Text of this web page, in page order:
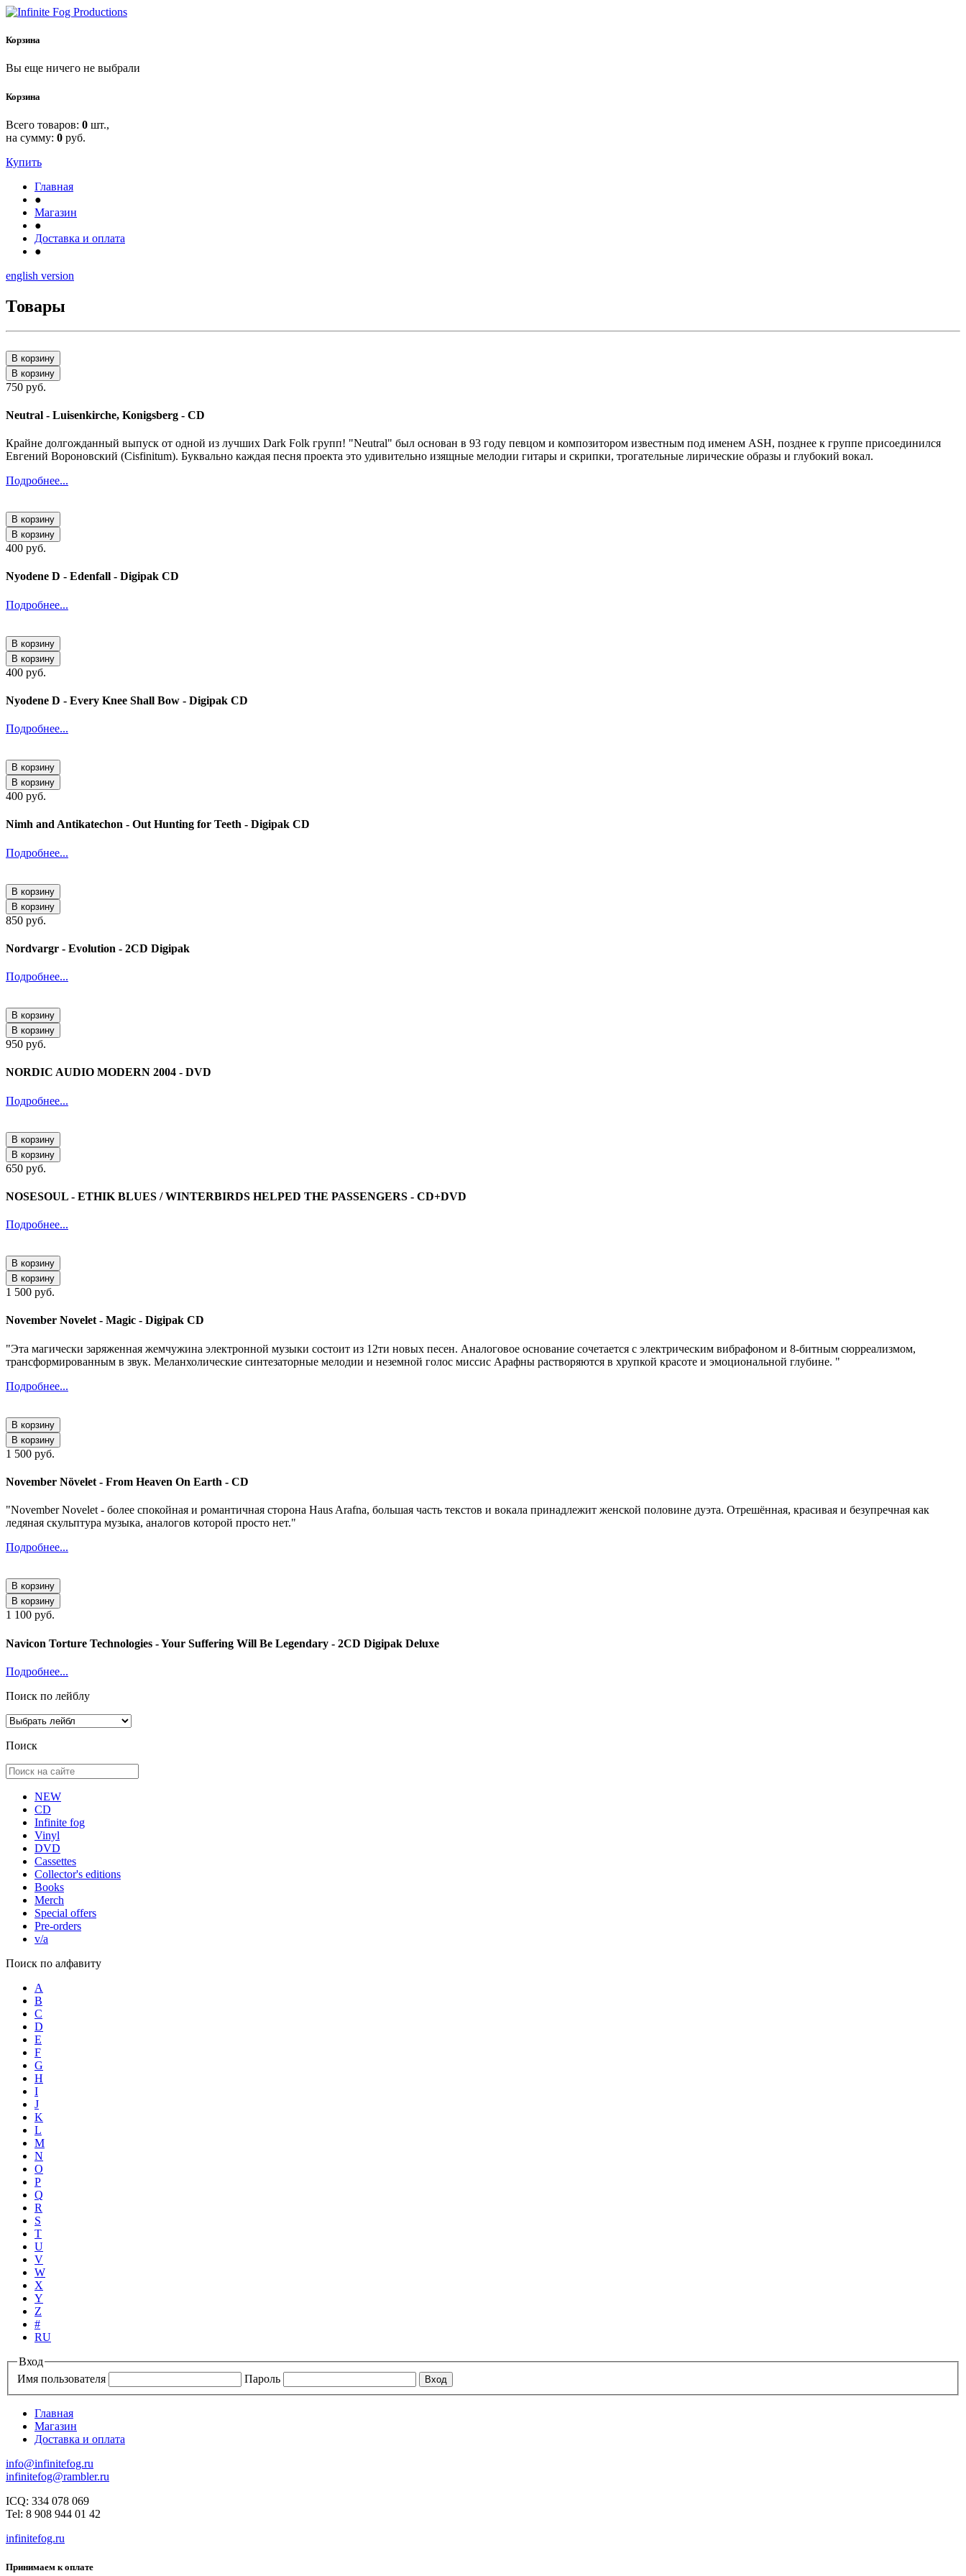
Корзина
Вы еще ничего не выбрали
Корзина
Всего товаров: 0 шт.,
на сумму: 0 руб.
Купить
Главная
●
Магазин
●
Доставка и оплата
●
english version
Товары
В корзину
В корзину
750 руб.
Neutral - Luisenkirche, Konigsberg - CD
Крайне долгожданный выпуск от одной из лучших Dark Folk групп! "Neutral" был основан в 93 году певцом и композитором известным под именем ASH, позднее к группе присоединился
Евгений Вороновский (Cisfinitum). Буквально каждая песня проекта это удивительно изящные мелодии гитары и скрипки, трогательные лирические образы и глубокий вокал.
Подробнее...
В корзину
В корзину
400 руб.
Nyodene D - Edenfall - Digipak CD
Подробнее...
В корзину
В корзину
400 руб.
Nyodene D - Every Knee Shall Bow - Digipak CD
Подробнее...
В корзину
В корзину
400 руб.
Nimh and Antikatechon - Out Hunting for Teeth - Digipak CD
Подробнее...
В корзину
В корзину
850 руб.
Nordvargr - Evolution - 2CD Digipak
Подробнее...
В корзину
В корзину
950 руб.
NORDIC AUDIO MODERN 2004 - DVD
Подробнее...
В корзину
В корзину
650 руб.
NOSESOUL - ETHIK BLUES / WINTERBIRDS HELPED THE PASSENGERS - CD+DVD
Подробнее...
В корзину
В корзину
1 500 руб.
November Novelet - Magic - Digipak CD
"Эта магически заряженная жемчужина электронной музыки состоит из 12ти новых песен. Аналоговое основание сочетается с электрическим вибрафоном и 8-битным сюрреализмом,
трансформированным в звук. Меланхолические синтезаторные мелодии и неземной голос миссис Арафны растворяются в хрупкой красоте и эмоциональной глубине. "
Подробнее...
В корзину
В корзину
1 500 руб.
November Növelet - From Heaven On Earth - CD
"November Novelet - более спокойная и романтичная сторона Haus Arafna, большая часть текстов и вокала принадлежит женской половине дуэта. Отрешённая, красивая и безупречная как
ледяная скульптура музыка, аналогов которой просто нет."
Подробнее...
В корзину
В корзину
1 100 руб.
Navicon Torture Technologies - Your Suffering Will Be Legendary - 2CD Digipak Deluxe
Подробнее...
Поиск по лейблу
Поиск
NEW
CD
Infinite fog
Vinyl
DVD
Cassettes
Collector's editions
Books
Merch
Special offers
Pre-orders
v/a
Поиск по алфавиту
A
B
C
D
E
F
G
H
I
J
K
L
M
N
O
P
Q
R
S
T
U
V
W
X
Y
Z
#
RU
Вход
Имя пользователя
Пароль
Главная
Магазин
Доставка и оплата
info@infinitefog.ru
infinitefog@rambler.ru
ICQ: 334 078 069
Tel: 8 908 944 01 42
infinitefog.ru
Принимаем к оплате